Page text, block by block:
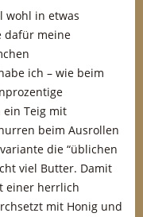
wohl in etwas
dafür meine
ich – wie beim
ein Teig mit
beim Ausrollen
die “üblichen
viel Butter. Damit
einer herrlich
mit Honig und